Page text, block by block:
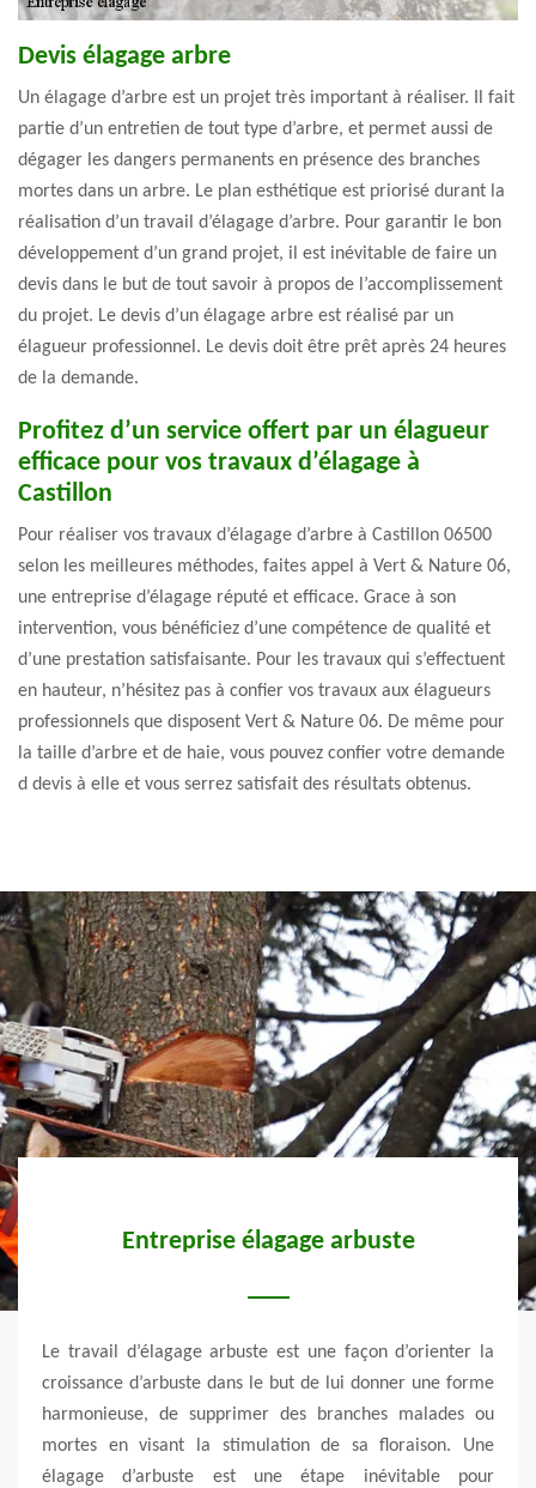
Devis élagage arbre
Un élagage d’arbre est un projet très important à réaliser. Il fait
partie d’un entretien de tout type d’arbre, et permet aussi de
dégager les dangers permanents en présence des branches
mortes dans un arbre. Le plan esthétique est priorisé durant la
réalisation d’un travail d’élagage d’arbre. Pour garantir le bon
développement d’un grand projet, il est inévitable de faire un
devis dans le but de tout savoir à propos de l’accomplissement
du projet. Le devis d’un élagage arbre est réalisé par un
élagueur professionnel. Le devis doit être prêt après 24 heures
de la demande.
Profitez d’un service offert par un élagueur
efficace pour vos travaux d’élagage à
Castillon
Pour réaliser vos travaux d’élagage d’arbre à Castillon 06500
selon les meilleures méthodes, faites appel à Vert & Nature 06,
une entreprise d’élagage réputé et efficace. Grace à son
intervention, vous bénéficiez d’une compétence de qualité et
d’une prestation satisfaisante. Pour les travaux qui s’effectuent
en hauteur, n’hésitez pas à confier vos travaux aux élagueurs
professionnels que disposent Vert & Nature 06. De même pour
la taille d’arbre et de haie, vous pouvez confier votre demande
d devis à elle et vous serrez satisfait des résultats obtenus.
Entreprise élagage arbuste
Le travail d’élagage arbuste est une façon d’orienter la
croissance d’arbuste dans le but de lui donner une forme
harmonieuse, de supprimer des branches malades ou
mortes en visant la stimulation de sa floraison. Une
élagage d’arbuste est une étape inévitable pour